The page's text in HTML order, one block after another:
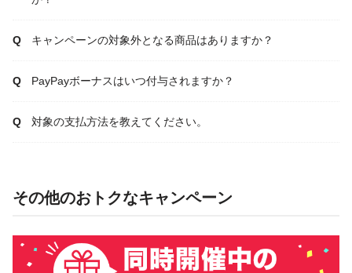
キャンペーンの対象外となる商品はありますか？
PayPayボーナスはいつ付与されますか？
対象の支払方法を教えてください。
その他のおトクなキャンペーン